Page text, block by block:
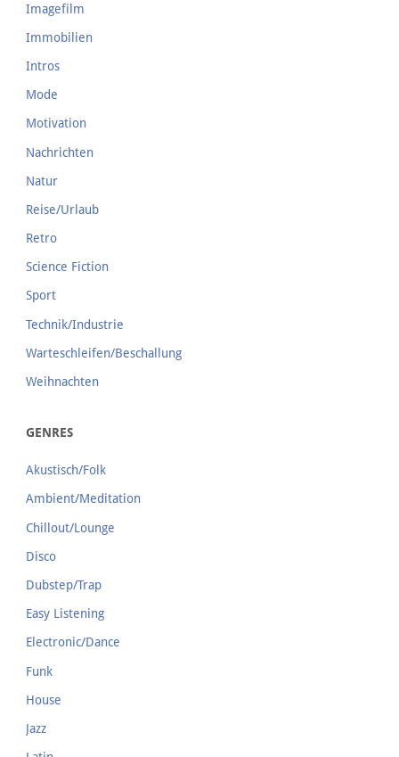
Imagefilm
Immobilien
Intros
Mode
Motivation
Nachrichten
Natur
Reise/Urlaub
Retro
Science Fiction
Sport
Technik/Industrie
Warteschleifen/Beschallung
Weihnachten
GENRES
Akustisch/Folk
Ambient/Meditation
Chillout/Lounge
Disco
Dubstep/Trap
Easy Listening
Electronic/Dance
Funk
House
Jazz